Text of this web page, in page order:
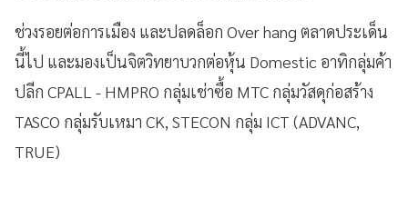
ช่วงรอยต่อการเมือง และปลดล็อก Over hang ตลาดประเด็น
นี้ไป และมองเป็นจิตวิทยาบวกต่อหุ้น Domestic อาทิกลุ่มค้า
ปลีก CPALL - HMPRO กลุ่มเช่าซื้อ MTC กลุ่มวัสดุก่อสร้าง
TASCO กลุ่มรับเหมา CK, STECON กลุ่ม ICT (ADVANC,
TRUE)